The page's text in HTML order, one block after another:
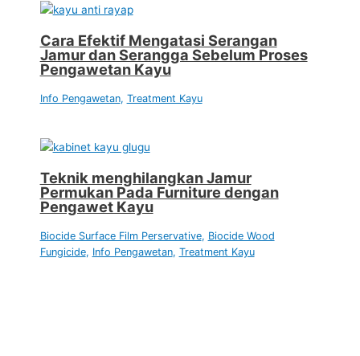
Cara Efektif Mengatasi Serangan
Jamur dan Serangga Sebelum Proses
Pengawetan Kayu
Info Pengawetan, Treatment Kayu
Teknik menghilangkan Jamur
Permukan Pada Furniture dengan
Pengawet Kayu
Biocide Surface Film Perservative, Biocide Wood
Fungicide, Info Pengawetan, Treatment Kayu